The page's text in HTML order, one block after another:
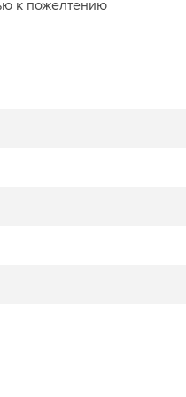
к пожелтению